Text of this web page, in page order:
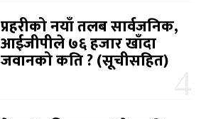
प्रहरीको नयाँ तलब सार्वजनिक,
आईजीपीले ७६ हजार खाँदा
जवानको कति ? (सूचीसहित)